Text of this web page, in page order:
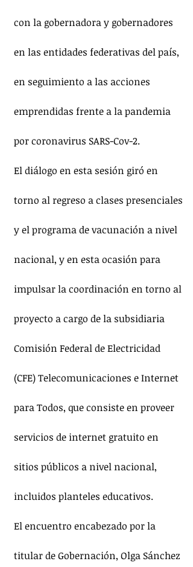
con la gobernadora y gobernadores
en las entidades federativas del país,
en seguimiento a las acciones
emprendidas frente a la pandemia
por coronavirus SARS-Cov-2.
El diálogo en esta sesión giró en
torno al regreso a clases presenciales
y el programa de vacunación a nivel
nacional, y en esta ocasión para
impulsar la coordinación en torno al
proyecto a cargo de la subsidiaria
Comisión Federal de Electricidad
(CFE) Telecomunicaciones e Internet
para Todos, que consiste en proveer
servicios de internet gratuito en
sitios públicos a nivel nacional,
incluidos planteles educativos.
El encuentro encabezado por la
titular de Gobernación, Olga Sánchez